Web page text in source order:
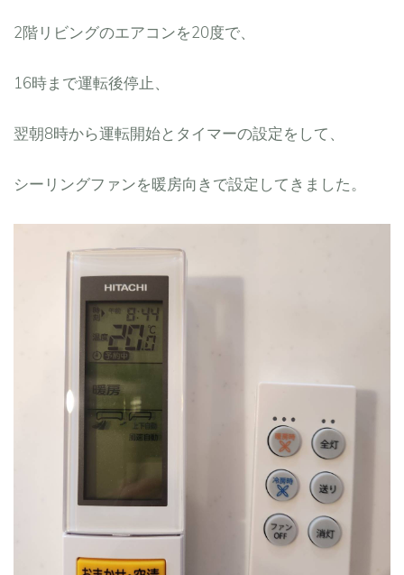
2階リビングのエアコンを20度で、
16時まで運転後停止、
翌朝8時から運転開始とタイマーの設定をして、
シーリングファンを暖房向きで設定してきました。